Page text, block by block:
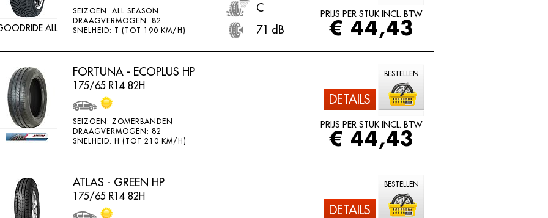
ALL
SEIZOEN: ALL SEASON
DRAAGVERMOGEN: 82
SNELHEID: T (TOT 190 KM/H)
C
71 dB
PRIJS PER STUK INCL. BTW
€ 44,43
FORTUNA - ECOPLUS HP
175/65 R14 82H
SEIZOEN: ZOMERBANDEN
DRAAGVERMOGEN: 82
SNELHEID: H (TOT 210 KM/H)
DETAILS
BESTELLEN
PRIJS PER STUK INCL. BTW
€ 44,43
ATLAS - GREEN HP
175/65 R14 82H
DETAILS
BESTELLEN